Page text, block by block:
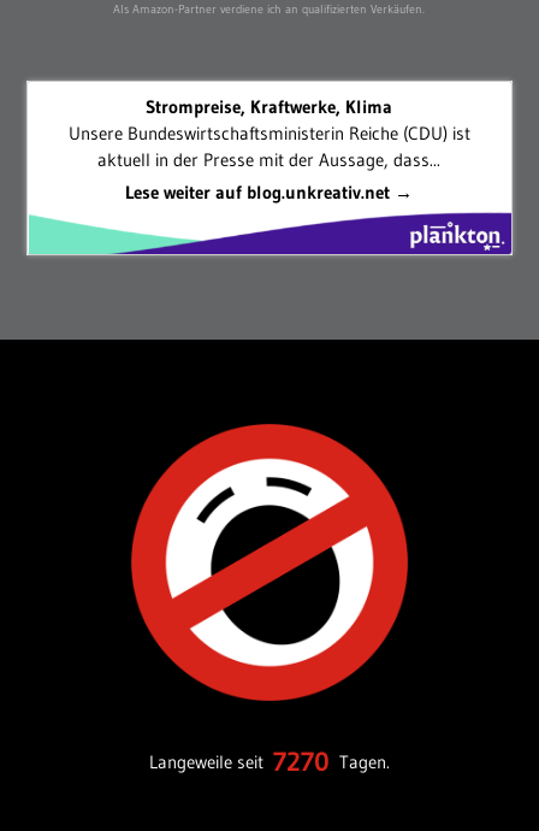
Als Amazon-Partner verdiene ich an qualifizierten Verkäufen.
Strompreise, Kraftwerke, Klima
Unsere Bundeswirtschaftsministerin Reiche (CDU) ist
aktuell in der Presse mit der Aussage, dass...
Lese weiter auf blog.unkreativ.net →
Langeweile seit 7270 Tagen.